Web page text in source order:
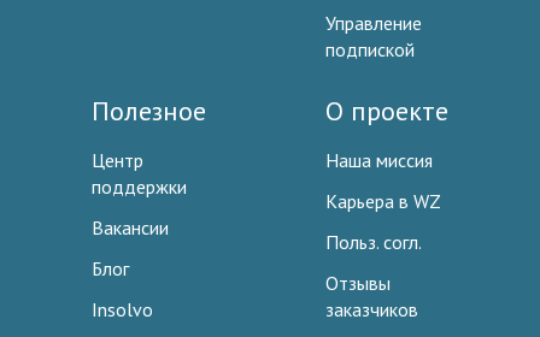
Управление
подпиской
Полезное
Центр
поддержки
Вакансии
Блог
Insolvo
О проекте
Наша миссия
Карьера в WZ
Польз. согл.
Отзывы
заказчиков